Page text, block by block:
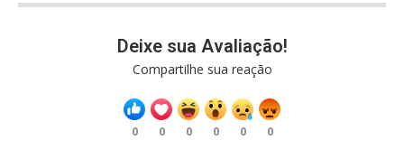
Deixe sua Avaliação!
Compartilhe sua reação
0 0 0 0 0 0